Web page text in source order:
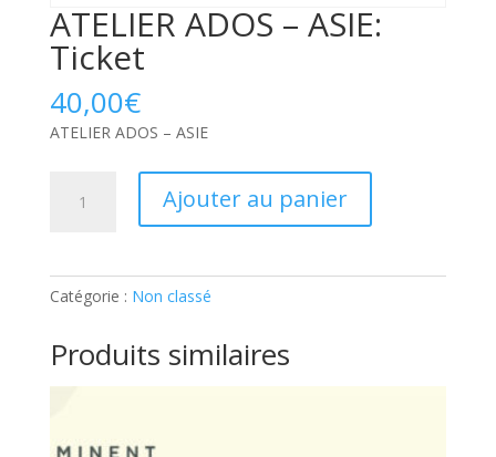
ATELIER ADOS – ASIE:
Ticket
40,00€
ATELIER ADOS – ASIE
Ajouter au panier
Catégorie : Non classé
Produits similaires